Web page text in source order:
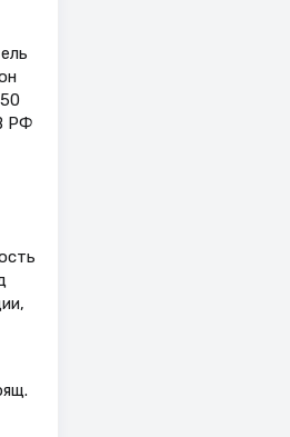
РФ